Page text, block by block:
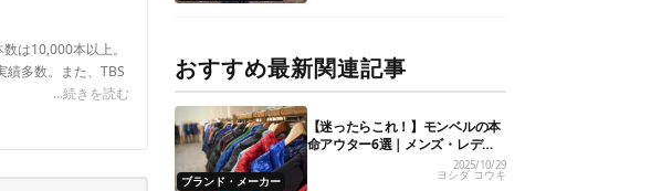
は10,000本以上。
多数。また、TBS
...続きを読む
おすすめ最新関連記事
ブランド・メーカー
【迷ったらこれ！】モンベルの本
命アウター6選｜メンズ・レディ
2025/10/29
ヨシダ コウキ